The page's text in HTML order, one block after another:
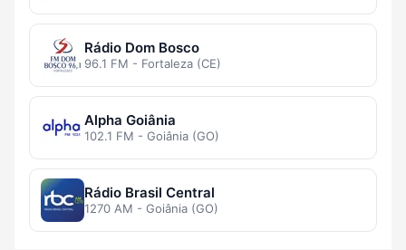
Rádio Dom Bosco
96.1 FM - Fortaleza (CE)
Alpha Goiânia
102.1 FM - Goiânia (GO)
Rádio Brasil Central
1270 AM - Goiânia (GO)